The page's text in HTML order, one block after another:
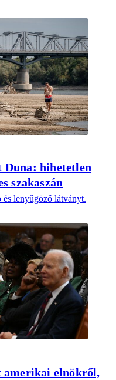
Duna: hihetetlen
szakaszán
lenyűgöző látványt.
elnökről,